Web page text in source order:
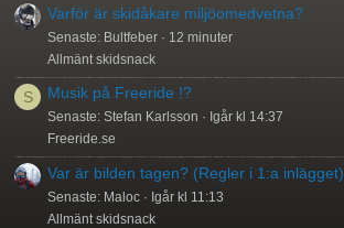
Varför är skidåkare miljöomedvetna?
Senaste: Bultfeber
12 minuter
Allmänt skidsnack
S Musik på Freeride !?
Senaste: Stefan Karlsson
Igår kl 14:37
Freeride.se
Var är bilden tagen? (Regler i 1:a inlägget)
Senaste: Maloc
Igår kl 11:13
Allmänt skidsnack